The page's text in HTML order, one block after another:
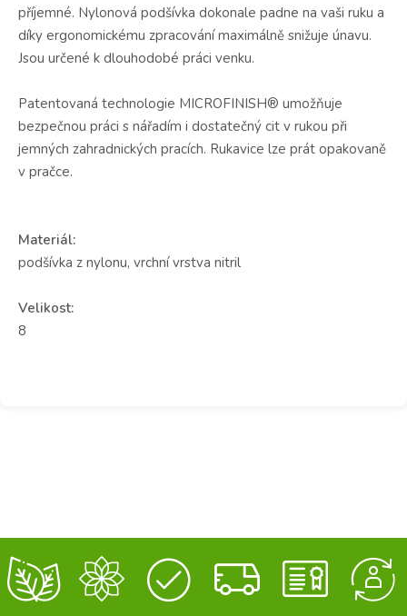
příjemné. Nylonová podšívka dokonale padne na vaši ruku a
díky ergonomickému zpracování maximálně snižuje únavu.
Jsou určené k dlouhodobé práci venku.
Patentovaná technologie MICROFINISH® umožňuje
bezpečnou práci s nářadím i dostatečný cit v rukou při
jemných zahradnických pracích. Rukavice lze prát opakovaně
v pračce.
Materiál:
podšívka z nylonu, vrchní vrstva nitril
Velikost:
8